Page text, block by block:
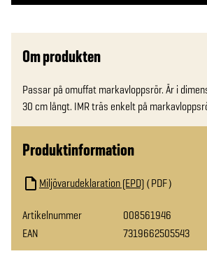
Om produkten
Passar på omuffat markavloppsrör. Är i
30 cm långt. IMR träs enkelt på
Produktinformation
Miljövarudeklaration (EPD) PDF
Artikelnummer
008561946
EAN
7319662505543